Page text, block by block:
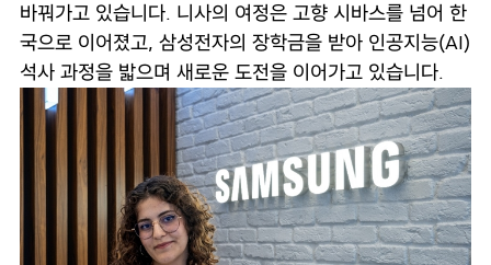
바꿔가고 있습니다. 니사의 여정은 고향 시바스를 넘어 한
국으로 이어졌고, 삼성전자의 장학금을 받아 인공지능(AI)
석사 과정을 밟으며 새로운 도전을 이어가고 있습니다.